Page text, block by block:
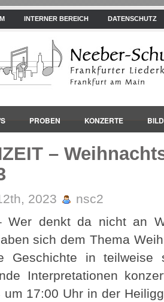
INTERNER BEREICH DATENSCHUTZ
PROBEN KONZERTE
–
2023
nsc2
Wer denkt da nicht an
sich dem Thema
Geschichte in teilweise
Interpretationen
um 17:00 Uhr in der